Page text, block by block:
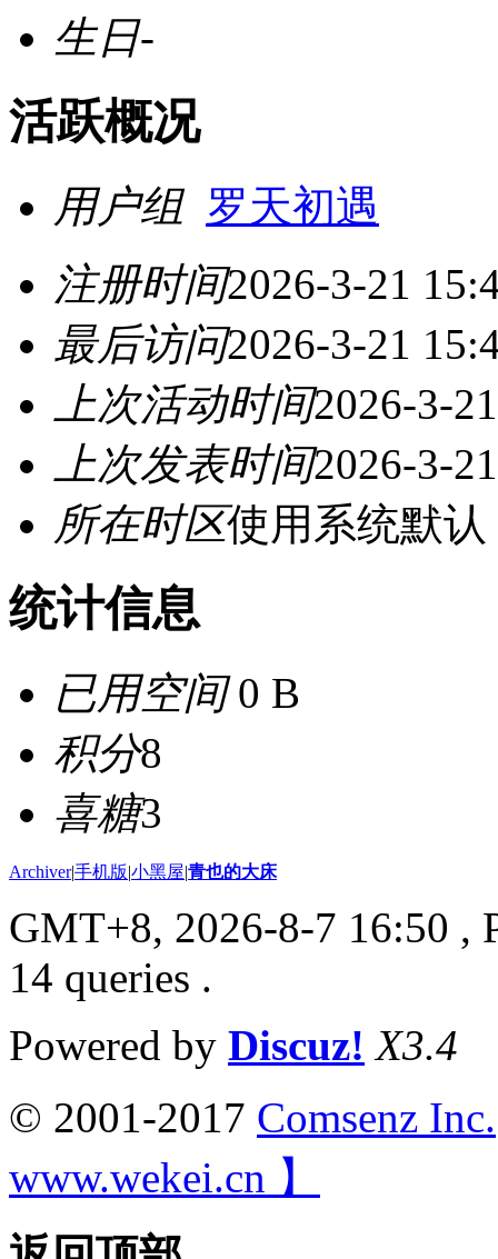
生日-
活跃概况
用户组 罗天初遇
注册时间2026-3-21
最后访问2026-3-21
上次活动时间2026-3-
上次发表时间2026-3-
所在时区使用系统默认
统计信息
已用空间0 B
积分8
喜糖3
Archiver|手机版|小黑屋|青也的大床
GMT+8, 2026-8-7 16:50 ,
14 queries .
Powered by Discuz! X3.4
© 2001-2017 Comsenz Inc.
www.wekei.cn 】